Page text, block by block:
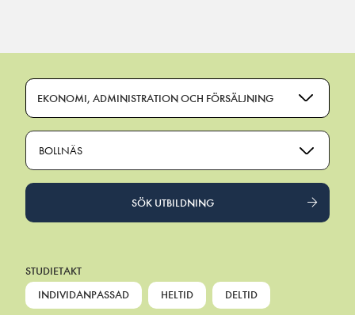
EKONOMI, ADMINISTRATION OCH FÖRSÄLJNING
BOLLNÄS
SÖK UTBILDNING
STUDIETAKT
INDIVIDANPASSAD
HELTID DELTID